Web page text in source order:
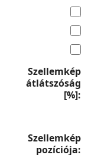
Szellemkép
átlátszóság
[%]
Szellemkép
pozíciója